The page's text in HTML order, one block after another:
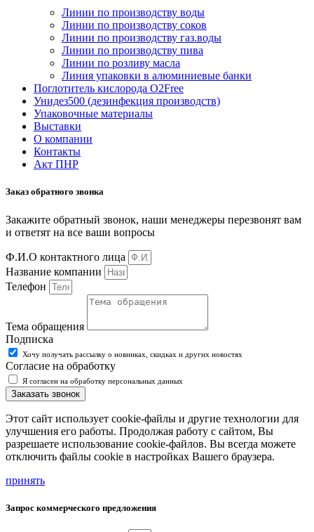
Линии по производству воды
Линии по производству соков
Линии по производству газ.воды
Линии по производству пива
Линии по розливу масла
Линия упаковки в алюминиевые банки
Поглотитель кислорода O2Free
Унидез500 (дезинфекция производств)
Упаковочные материалы
Выставки
О компании
Контакты
Акт ПНР
Заказ обратного звонка
Закажите обратный звонок, наши менеджеры перезвонят вам
и ответят на все ваши вопросы
Ф.И.О контактного лица
Название компании
Телефон
Тема обращения
Подписка
Хочу получать рассылку о новинках, скидках и других новостях
Согласие на обработку
Я согласен на обработку персональных данных
Заказать звонок
Этот сайт использует cookie-файлы и другие технологии для
улучшения его работы. Продолжая работу с сайтом, Вы
разрешаете использование cookie-файлов. Вы всегда можете
отключить файлы cookie в настройках Вашего браузера.
принять
Запрос коммерческого предложения